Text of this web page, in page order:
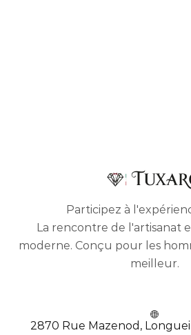
Participez à
La rencontre de l'artisanat
moderne. Conçu pour les
meilleur.
2870 Rue Mazenod,